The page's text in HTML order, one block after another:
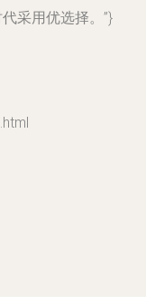
采用优选择。”}